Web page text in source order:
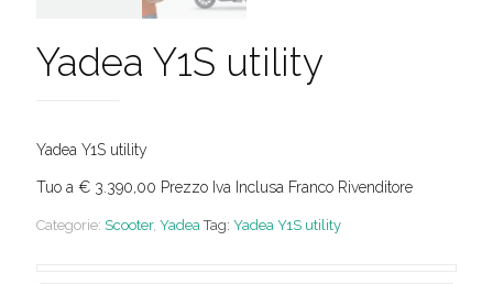
Yadea Y1S utility
Yadea Y1S utility
Tuo a € 3.390,00 Prezzo Iva Inclusa Franco Rivenditore
Categorie: Scooter, Yadea Tag: Yadea Y1S utility